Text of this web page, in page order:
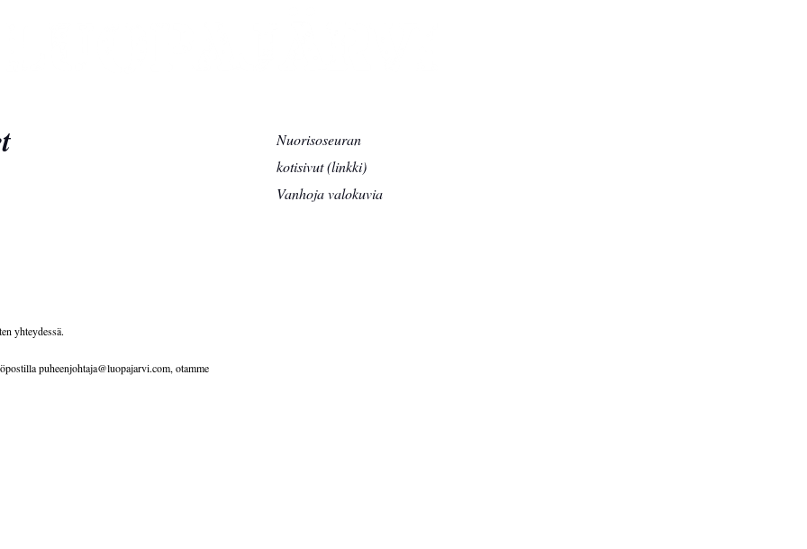
yhteydessä.
puheenjohtaja@luopajarvi.com, otamme
Nuorisoseuran
kotisivut (linkki)
Vanhoja valokuvia